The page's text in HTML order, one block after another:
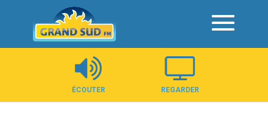
Panneau de gestion des cookies
ÉCOUTER REGARDER